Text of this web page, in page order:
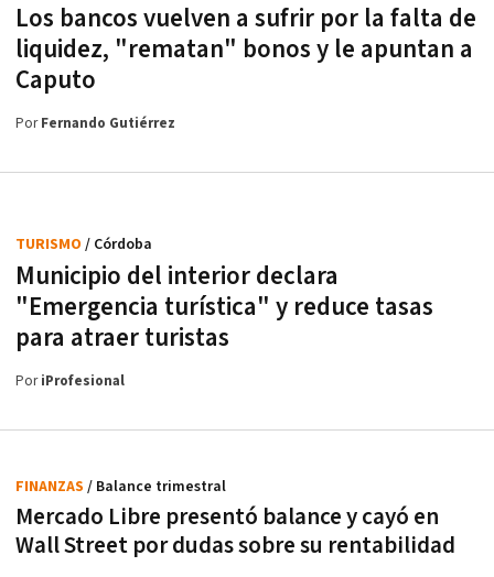
Los bancos vuelven a sufrir por la falta de
liquidez, "rematan" bonos y le apuntan a
Caputo
PorFernando Gutiérrez
Municipio del interior declara
"Emergencia turística" y reduce tasas
para atraer turistas
TURISMO / Córdoba
PoriProfesional
Mercado Libre presentó balance y cayó en
Wall Street por dudas sobre su rentabilidad
FINANZAS / Balance trimestral